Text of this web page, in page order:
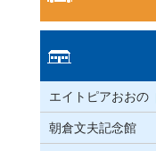
エイトピアおおの
朝倉文夫記念館